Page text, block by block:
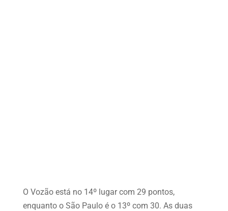
O Vozão está no 14º lugar com 29 pontos,
enquanto o São Paulo é o 13º com 30. As duas